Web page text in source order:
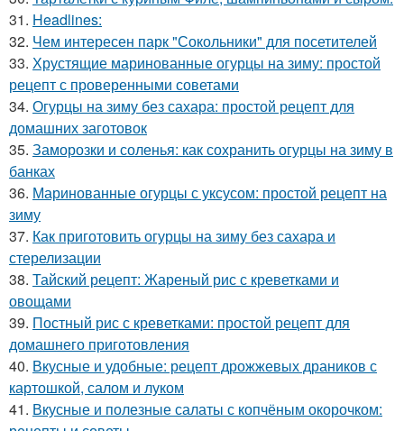
31. Headlines:
32. Чем интересен парк "Сокольники" для посетителей
33. Хрустящие маринованные огурцы на зиму: простой
рецепт с проверенными советами
34. Огурцы на зиму без сахара: простой рецепт для
домашних заготовок
35. Заморозки и соленья: как сохранить огурцы на зиму в
банках
36. Маринованные огурцы с уксусом: простой рецепт на
зиму
37. Как приготовить огурцы на зиму без сахара и
стерелизации
38. Тайский рецепт: Жареный рис с креветками и
овощами
39. Постный рис с креветками: простой рецепт для
домашнего приготовления
40. Вкусные и удобные: рецепт дрожжевых драников с
картошкой, салом и луком
41. Вкусные и полезные салаты с копчёным окорочком: